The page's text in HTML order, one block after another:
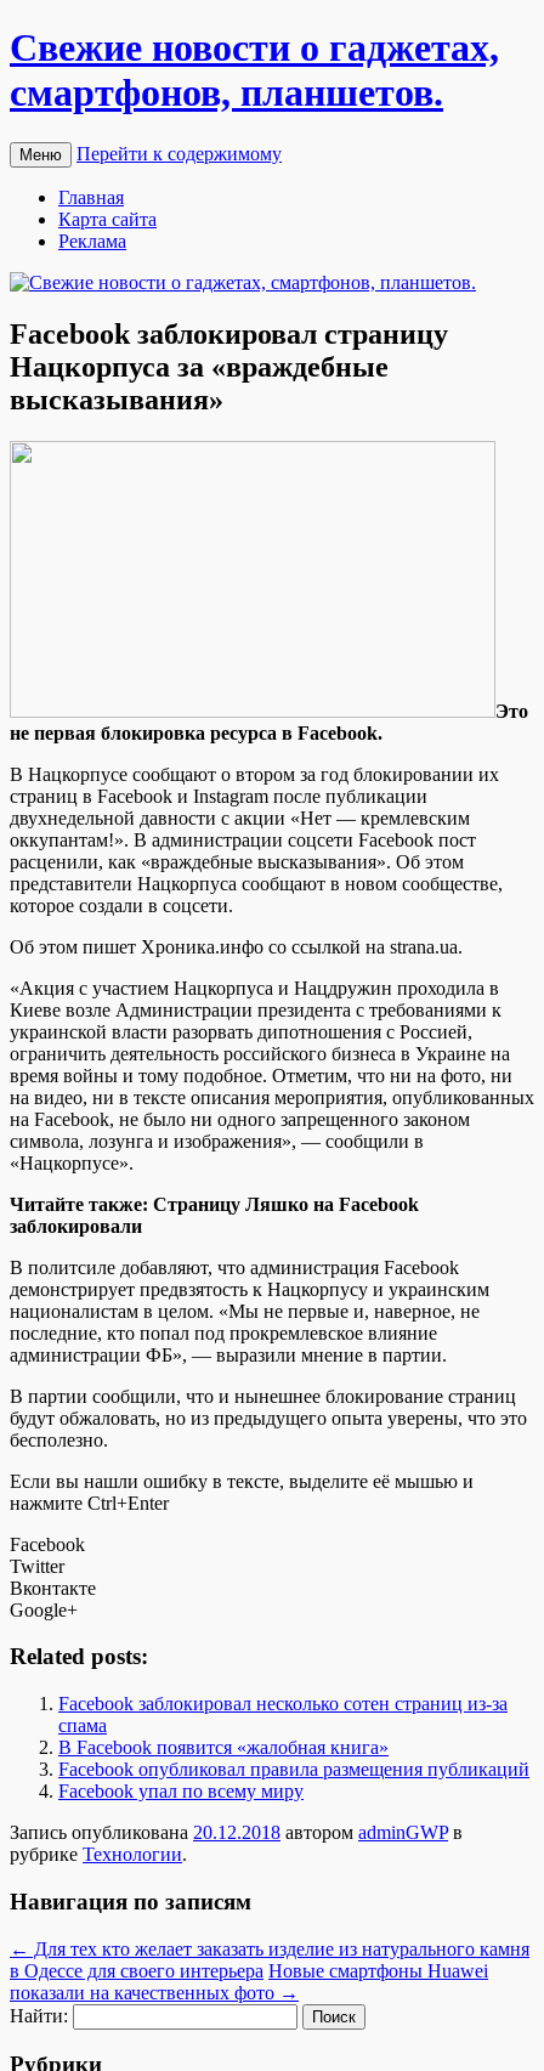
Свежие новости о гаджетах,
смартфонов, планшетов.
Меню Перейти к содержимому
Главная
Карта сайта
Реклама
Facebook заблокировал страницу
Нацкорпуса за «враждебные
высказывания»
Этo
нe первая блокировка ресурса в Facebook.
В Нацкорпусе сообщают о втором за год блокировании их
страниц в Facebook и Instagram после публикации
двухнедельной давности с акции «Нет — кремлевским
оккупантам!». В администрации соцсети Facebook пост
расценили, как «враждебные высказывания». Об этом
представители Нацкорпуса сообщают в новом сообществе,
которое создали в соцсети.
Об этом пишет Хроника.инфо со ссылкой на strana.ua.
«Акция с участием Нацкорпуса и Нацдружин проходила в
Киеве возле Администрации президента с требованиями к
украинской власти разорвать дипотношения с Россией,
ограничить деятельность российского бизнеса в Украине на
время войны и тому подобное. Отметим, что ни на фото, ни
на видео, ни в тексте описания мероприятия, опубликованных
на Facebook, не было ни одного запрещенного законом
символа, лозунга и изображения», — сообщили в
«Нацкорпусе».
Читайте также: Страницу Ляшко на Facebook
заблокировали
В политсиле добавляют, что администрация Facebook
демонстрирует предвзятость к Нацкорпусу и украинским
националистам в целом. «Мы не первые и, наверное, не
последние, кто попал под прокремлевское влияние
администрации ФБ», — выразили мнение в партии.
В партии сообщили, что и нынешнее блокирование страниц
будут обжаловать, но из предыдущего опыта уверены, что это
бесполезно.
Если вы нашли ошибку в тексте, выделите её мышью и
нажмите Ctrl+Enter
Facebook
Twitter
Вконтакте
Google+
Related posts:
Facebook заблокировал несколько сотен страниц из-за
спама
В Facebook появится «жалобная книга»
Facebook опубликовал правила размещения публикаций
Facebook упал по всему миру
Запись опубликована 20.12.2018 автором adminGWPв
рубрике Технологии.
Навигация по записям
← Для тех кто желает заказать изделие из натурального камня
в Одессе для своего интерьера Новые смартфоны Huawei
показали на качественных фото →
Найти:
Рубрики